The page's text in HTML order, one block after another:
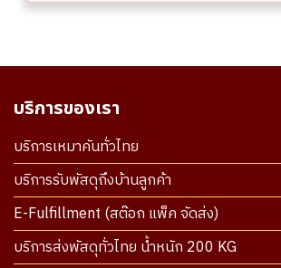
บริการของเรา
บริการเหมาคันทั่วไทย
บริการรับพัสดุถึงบ้านลูกค้า
E-Fulfillment (สต๊อก แพ็ค จัดส่ง)
บริการส่งพัสดุทั่วไทย น้ำหนัก 200 KG